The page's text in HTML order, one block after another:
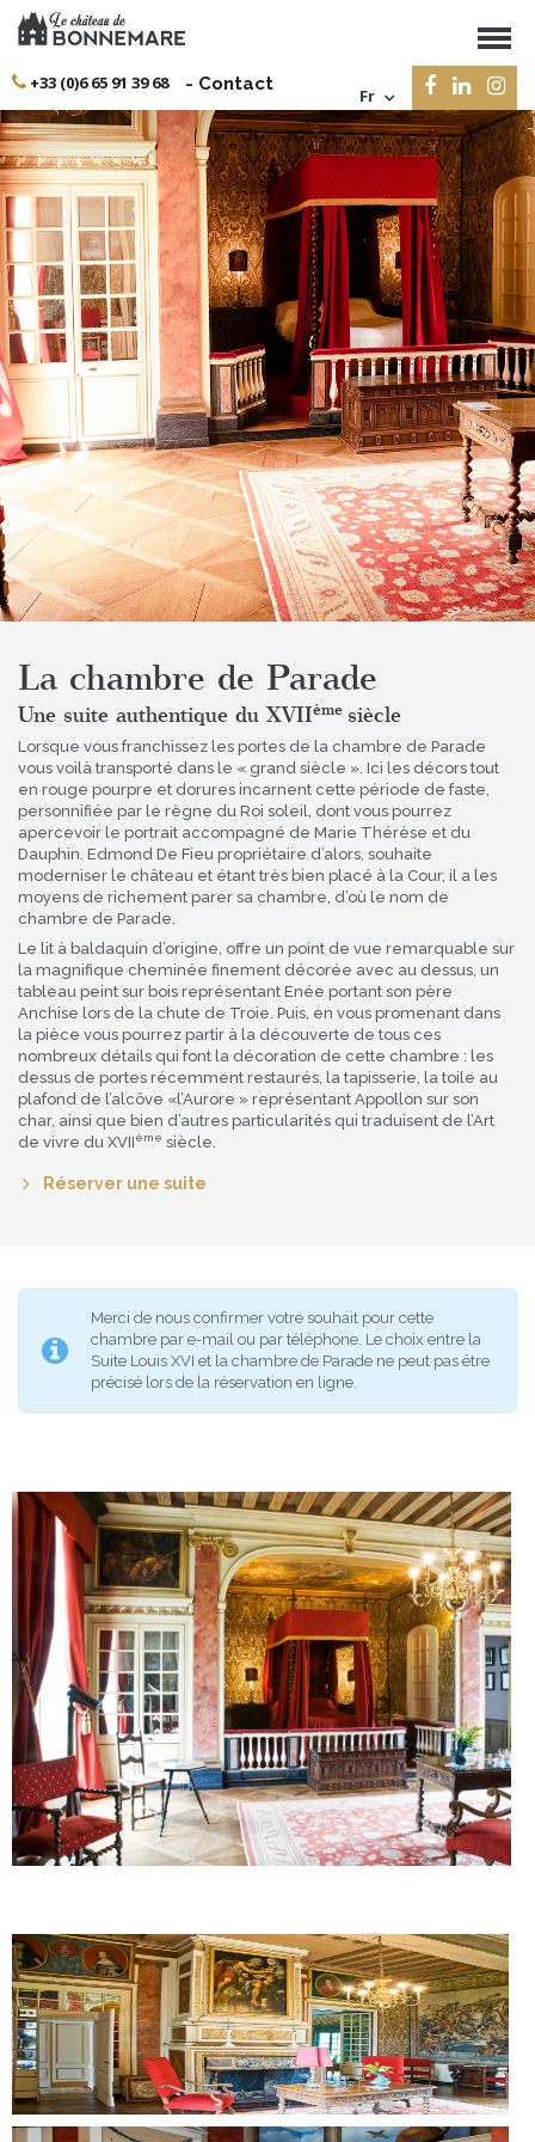
+33 (0)6 65 91 39 68 - Contact
Fr
La chambre de Parade
Une suite authentique du XVIIème siècle
Lorsque vous franchissez les portes de la chambre de Parade
vous voilà transporté dans le « grand siècle ». Ici les décors tout
en rouge pourpre et dorures incarnent cette période de faste,
personnifiée par le règne du Roi soleil, dont vous pourrez
apercevoir le portrait accompagné de Marie Thérèse et du
Dauphin. Edmond De Fieu propriétaire d’alors, souhaite
moderniser le château et étant très bien placé à la Cour, il a les
moyens de richement parer sa chambre, d’où le nom de
chambre de Parade.
Le lit à baldaquin d’origine, offre un point de vue remarquable sur
la magnifique cheminée finement décorée avec au dessus, un
tableau peint sur bois représentant Enée portant son père
Anchise lors de la chute de Troie. Puis, en vous promenant dans
la pièce vous pourrez partir à la découverte de tous ces
nombreux détails qui font la décoration de cette chambre : les
dessus de portes récemment restaurés, la tapisserie, la toile au
plafond de l’alcôve «l’Aurore » représentant Appollon sur son
char, ainsi que bien d’autres particularités qui traduisent de l’Art
de vivre du XVIIème siècle.
Réserver une suite
Merci de nous confirmer votre souhait pour cette
chambre par e-mail ou par téléphone. Le choix entre la
Suite Louis XVI et la chambre de Parade ne peut pas être
précisé lors de la réservation en ligne.